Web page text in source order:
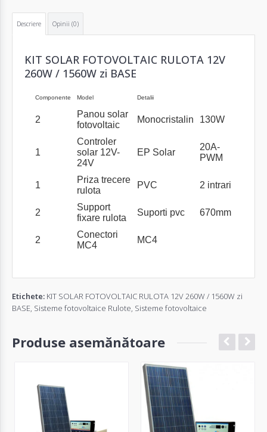
Descriere Opinii (0)
KIT SOLAR FOTOVOLTAIC RULOTA 12V
260W / 1560W zi BASE
Componente Model Detalii
2
Panou solar
fotovoltaic
Monocristalin 130W
1
Controler
solar 12V-
24V
EP Solar
20A-
PWM
1
Priza trecere
rulota
PVC 2 intrari
2
Support
fixare rulota
Suporti pvc 670mm
2
Conectori
MC4
MC4
Etichete: KIT SOLAR FOTOVOLTAIC RULOTA 12V 260W / 1560W zi
BASE Sisteme fotovoltaice Rulote Sisteme fotovoltaice
Produse asemănătoare